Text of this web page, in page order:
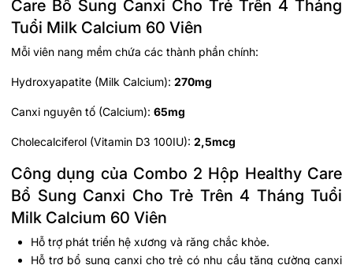
Care Bổ Sung Canxi Cho Trẻ Trên 4 Tháng
Tuổi Milk Calcium 60 Viên
Mỗi viên nang mềm chứa các thành phần chính:
Hydroxyapatite (Milk Calcium): 270mg
Canxi nguyên tố (Calcium): 65mg
Cholecalciferol (Vitamin D3 100IU): 2,5mcg
Công dụng của Combo 2 Hộp Healthy Care
Bổ Sung Canxi Cho Trẻ Trên 4 Tháng Tuổi
Milk Calcium 60 Viên
Hỗ trợ phát triển hệ xương và răng chắc khỏe.
Hỗ trợ bổ sung canxi cho trẻ có nhu cầu tăng cường canxi